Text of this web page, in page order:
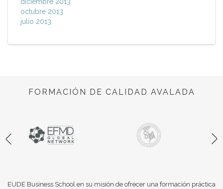
diciembre 2013
octubre 2013
julio 2013
FORMACIÓN DE CALIDAD AVALADA
EUDE Business School en su misión de ofrecer una formación práctica